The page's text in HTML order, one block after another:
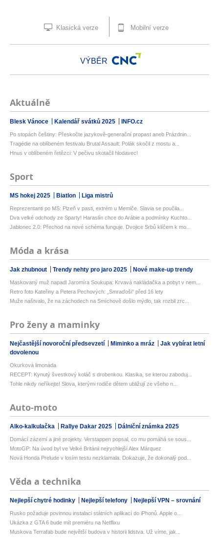
Klasická verze Mobilní verze
VÝBĚR
Aktuálně
Blesk Vánoce Kalendář svátků 2025 INFO.cz
Po stopách češtiny: Přeskočte jazykově-generační propast aneb Prázdnin...
Tragédie na oblíbeném festivalu Brutal Assault: Polák skočil z mostu a...
Hnus v oblíbeném řetězci: V pečivu skotačil hlodavec!
Sport
MS hokej 2025 Biatlon Liga mistrů
Reprezentanti po MS: Plzeň v pasti, extrém u Memiče. Slavia se poučila...
Dva velké odchody ze Sparty! Haraslín chce do Arábie a podmínky Kuchto...
Jablonec 2.0: Přechod na nové schéma funguje. Dvojice Srbů klíčem k mo...
Móda a krása
Jak zhubnout Trendy nehty pro jaro 2025 Nové make-up trendy
Maskovaný muž napadl Jaromíra Soukupa: Krvavá nakládačka a pobyt v nem...
Retro foto Kateřiny a Petera Pechových: „Smraďoši“ před 16 lety
Muže naštvalo, že na záchodech na Smíchově došlo mýdlo, tak rozbil zrc...
Pro ženy a maminky
Nejčastější novoroční předsevzetí Miminko a mráz
Jak vybírat letní
dovolenou
Okurková limonáda
RECEPT: Kynutý švestkový koláč s drobenkou. Klasika, se kterou zaboduj...
Tohle nikdy neříkejte! Slova, kterými rodiče dětem ubližují ze všeho n...
Auto-moto
Alko-kalkulačka Rallye Dakar 2025 Dálniční známka 2025
Domácí zázemí a jiné projekty. Verstappen popsal, co mu pomáhá se sous...
MotoGP: Na úvod byl ve Velké Británii nejrychlejší Alex Márquez
Nová Honda Prelude v losím testu nezklamala. Dokazuje, že dokonalý pod...
Věda a technika
Nejlepší chytré hodinky Nejlepší telefony Nejlepší VPN – srovnání
Rusko požaduje povinnou instalaci státních aplikací do iPhonů. Apple o...
Ukázka z GTA 6 bude mít premiéru na Netflixu
Muskova Terrafab bude největší budova v historii lidstva. Už víme, jak...